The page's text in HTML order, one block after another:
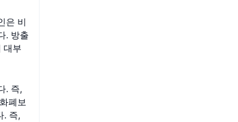
은 비
. 방출
대부
. 즉,
폐보
. 즉,